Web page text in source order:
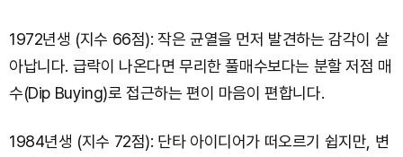
1972년생 (지수 66점): 작은 균열을 먼저 발견하는 감각이 살
아납니다. 급락이 나온다면 무리한 풀매수보다는 분할 저점 매
수(Dip Buying)로 접근하는 편이 마음이 편합니다.
1984년생 (지수 72점): 단타 아이디어가 떠오르기 쉽지만, 변